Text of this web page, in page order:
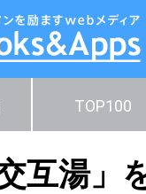
TOP100
互湯」